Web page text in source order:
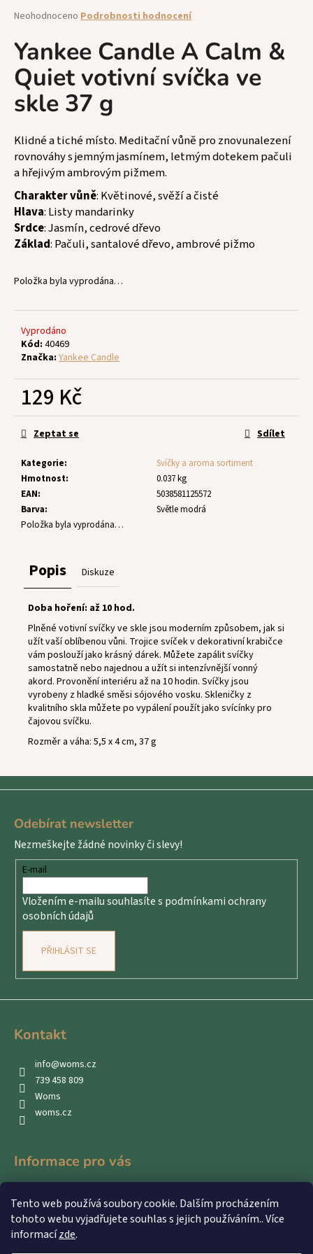
Tento web používá soubory cookie. Dalším procházením
tohoto webu vyjadřujete souhlas s jejich používáním.. Více
informacízde.
Průměrné
produktu
je
0,0
z
hvězdiček.
Neohodnoceno Podrobnosti hodnocení
Yankee Candle A Calm &
Quiet votivní svíčka ve
skle 37 g
Klidné a tiché místo. Meditační vůně pro znovunalezení
rovnováhy s jemným jasmínem, letmým dotekem pačuli
a hřejivým ambrovým pižmem.
Charakter vůně: Květinové, svěží a čisté
Hlava: Listy mandarinky
Srdce: Jasmín, cedrové dřevo
Základ: Pačuli, santalové dřevo, ambrové pižmo
Položka byla vyprodána…
Vyprodáno
Kód: 40469
Značka: Yankee Candle
129 Kč
Měrná
cena:
Kategorie:
Svíčky a aroma sortiment
Hmotnost:
0.037 kg
EAN:
5038581125572
Barva:
Světle modrá
Položka byla vyprodána…
Zeptat se Sdílet
Popis Diskuze
Doba hoření: až 10 hod.
Plněné votivní svíčky ve skle jsou moderním způsobem, jak si
užít vaší oblíbenou vůni. Trojice svíček v dekorativní krabičce
vám poslouží jako krásný dárek. Můžete zapálit svíčky
samostatně nebo najednou a užít si intenzívnější vonný
akord. Provonění interiéru až na 10 hodin. Svíčky jsou
vyrobeny z hladké směsi sójového vosku. Skleničky z
kvalitního skla můžete po vypálení použít jako svícínky pro
čajovou svíčku.
Rozměr a váha: 5,5 x 4 cm, 37 g
a
j
í
t
?
HLEDAT
D
o
p
r
č
u
m
Odebírat newsletter
Nezmeškejte žádné novinky či slevy!
E-mail
Vložením e-mailu souhlasíte s podmínkami ochrany
osobních údajů
PŘIHLÁSIT SE
Kontakt
info@woms.cz
739 458 809
Woms
woms.cz
Informace pro vás
Obchodní podmínky
Podmínky ochrany osobních údajů